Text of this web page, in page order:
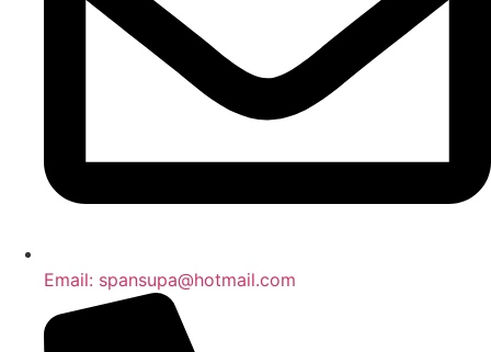
Email: spansupa@hotmail.com